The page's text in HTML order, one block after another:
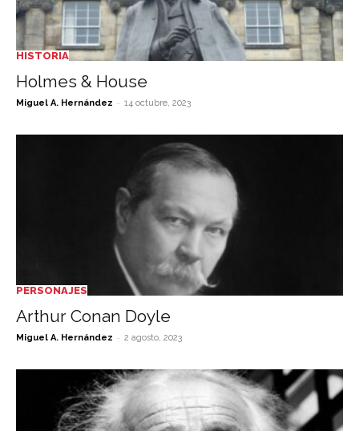
HISTORIA
Holmes & House
Miguel A. Hernández - 14 octubre, 2023
PERSONAJES
Arthur Conan Doyle
Miguel A. Hernández - 2 agosto, 2023